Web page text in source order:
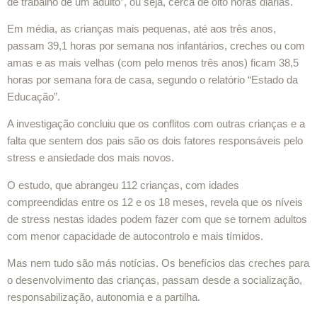
Em média, as crianças mais pequenas, até aos três anos,
passam 39,1 horas por semana nos infantários, creches ou com
amas e as mais velhas (com pelo menos três anos) ficam 38,5
horas por semana fora de casa, segundo o relatório “Estado da
Educação”.
A investigação concluiu que os conflitos com outras crianças e a
falta que sentem dos pais são os dois fatores responsáveis pelo
stress e ansiedade dos mais novos.
O estudo, que abrangeu 112 crianças, com idades
compreendidas entre os 12 e os 18 meses, revela que os níveis
de stress nestas idades podem fazer com que se tornem adultos
com menor capacidade de autocontrolo e mais tímidos.
Mas nem tudo são más notícias. Os benefícios das creches para
o desenvolvimento das crianças, passam desde a socialização,
responsabilização, autonomia e a partilha.